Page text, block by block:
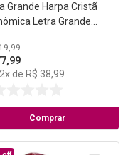
Grande Harpa Cristã
Letra Grande
,99
,99
2x de R$ 38,99
Comprar